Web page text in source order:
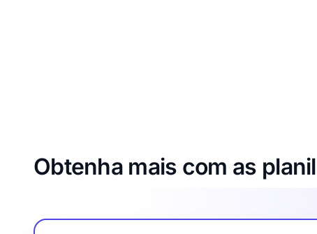
Obtenha mais com as